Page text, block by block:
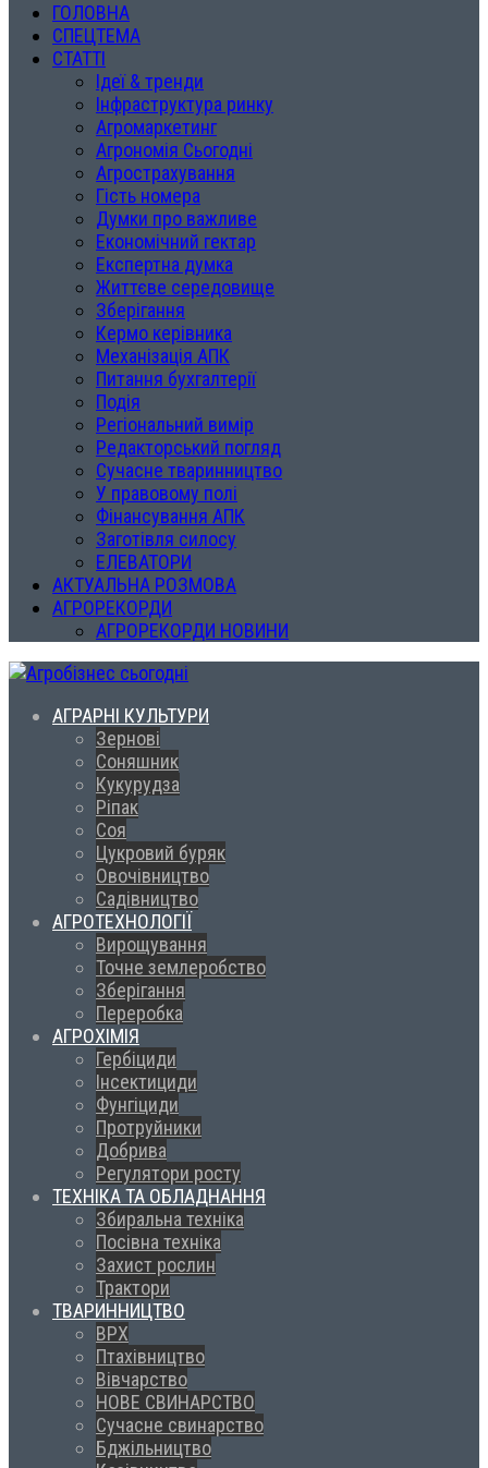
ГОЛОВНА
СПЕЦТЕМА
СТАТТІ
Ідеї & тренди
Інфраструктура ринку
Агромаркетинг
Агрономія Сьогодні
Агрострахування
Гість номера
Думки про важливе
Економічний гектар
Експертна думка
Життєве середовище
Зберігання
Кермо керівника
Механізація АПК
Питання бухгалтерії
Подія
Регіональний вимір
Редакторський погляд
Сучасне тваринництво
У правовому полі
Фінансування АПК
Заготівля силосу
ЕЛЕВАТОРИ
АКТУАЛЬНА РОЗМОВА
АГРОРЕКОРДИ
АГРОРЕКОРДИ НОВИНИ
АГРАРНІ КУЛЬТУРИ
Зернові
Соняшник
Кукурудза
Ріпак
Соя
Цукровий буряк
Овочівництво
Садівництво
АГРОТЕХНОЛОГІЇ
Вирощування
Точне землеробство
Зберігання
Переробка
АГРОХІМІЯ
Гербіциди
Інсектициди
Фунгіциди
Протруйники
Добрива
Регулятори росту
ТЕХНІКА ТА ОБЛАДНАННЯ
Збиральна техніка
Посівна техніка
Захист рослин
Трактори
ТВАРИННИЦТВО
ВРХ
Птахівництво
Вівчарство
НОВЕ СВИНАРСТВО
Сучасне свинарство
Бджільництво